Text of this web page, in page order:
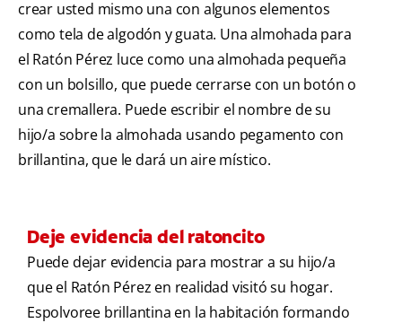
crear usted mismo una con algunos elementos
como tela de algodón y guata. Una almohada para
el Ratón Pérez luce como una almohada pequeña
con un bolsillo, que puede cerrarse con un botón o
una cremallera. Puede escribir el nombre de su
hijo/a sobre la almohada usando pegamento con
brillantina, que le dará un aire místico.
Deje evidencia del ratoncito
Puede dejar evidencia para mostrar a su hijo/a
que el Ratón Pérez en realidad visitó su hogar.
Espolvoree brillantina en la habitación formando